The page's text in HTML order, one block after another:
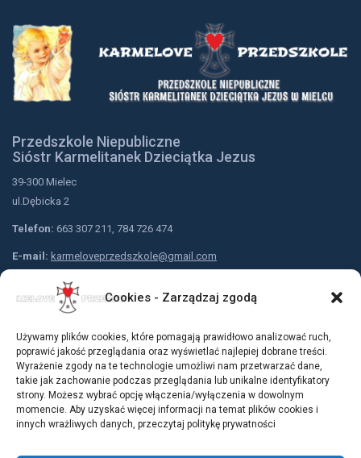
Cookies - Zarządzaj zgodą
Używamy plików cookies, które pomagają prawidłowo analizować ruch,
poprawić jakość przeglądania oraz wyświetlać najlepiej dobrane treści.
Wyrażenie zgody na te technologie umożliwi nam przetwarzać dane,
takie jak zachowanie podczas przeglądania lub unikalne identyfikatory
strony. Możesz wybrać opcję włączenia/wyłączenia w dowolnym
momencie. Aby uzyskać więcej informacji na temat plików cookies i
innych wrażliwych danych, przeczytaj politykę prywatności
Przedszkole Niepubliczne
Sióstr Karmelitanek Dzieciątka Jezus
39-300 Mielec
ul.Dębicka 2
Telefon: 663 307 211, 784 726 474
E-mail: karmeloveprzedszkole@gmail.com
Nr konta przedszkola:
Bank Spółdzielczy w Mielcu
Dołącz do nas: